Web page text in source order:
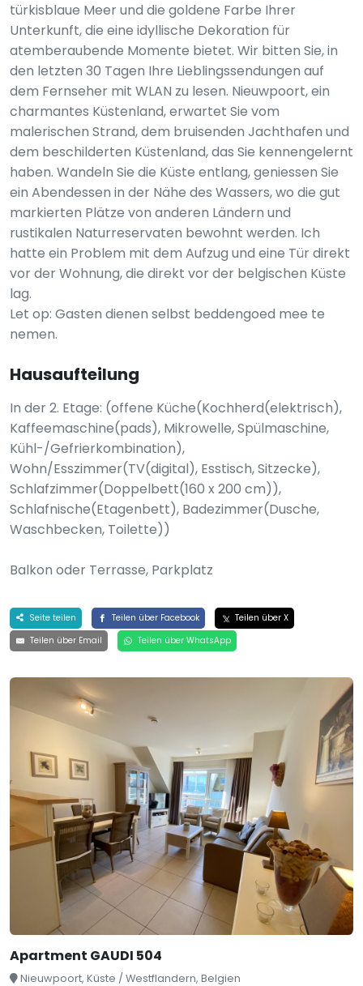
türkisblaue Meer und die goldene Farbe Ihrer
Unterkunft, die eine idyllische Dekoration für
atemberaubende Momente bietet. Wir bitten Sie, in
den letzten 30 Tagen Ihre Lieblingssendungen auf
dem Fernseher mit WLAN zu lesen. Nieuwpoort, ein
charmantes Küstenland, erwartet Sie vom
malerischen Strand, dem bruisenden Jachthafen und
dem beschilderten Küstenland, das Sie kennengelernt
haben. Wandeln Sie die Küste entlang, geniessen Sie
ein Abendessen in der Nähe des Wassers, wo die gut
markierten Plätze von anderen Ländern und
rustikalen Naturreservaten bewohnt werden. Ich
hatte ein Problem mit dem Aufzug und eine Tür direkt
vor der Wohnung, die direkt vor der belgischen Küste
lag.
Let op: Gasten dienen selbst beddengoed mee te
nemen.
Hausaufteilung
In der 2. Etage: (offene Küche(Kochherd(elektrisch),
Kaffeemaschine(pads), Mikrowelle, Spülmaschine,
Kühl-/Gefrierkombination),
Wohn/Esszimmer(TV(digital), Esstisch, Sitzecke),
Schlafzimmer(Doppelbett(160 x 200 cm)),
Schlafnische(Etagenbett), Badezimmer(Dusche,
Waschbecken, Toilette))
Balkon oder Terrasse, Parkplatz
Seite teilen Teilen über Facebook
Teilen über X
Teilen über Email
Teilen über WhatsApp
Apartment GAUDI 504
Nieuwpoort, Küste / Westflandern, Belgien